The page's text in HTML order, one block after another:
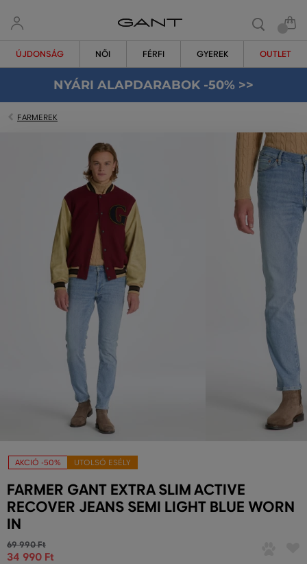
ÚJDONSÁG NŐI FÉRFI GYEREK OUTLET
NYÁRI ALAPDARABOK -50% >>
FARMEREK
AKCIÓ -50% UTOLSÓ ESÉLY
FARMER GANT EXTRA SLIM ACTIVE
RECOVER JEANS SEMI LIGHT BLUE WORN
IN
69 990 Ft
34 990 Ft